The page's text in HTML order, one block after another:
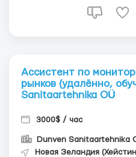
Ассистент по
рынков (удалённо,
Sanitaartehnika OÜ
3000$ / час
Dunven Sanitaartehnika
Новая Зеландия